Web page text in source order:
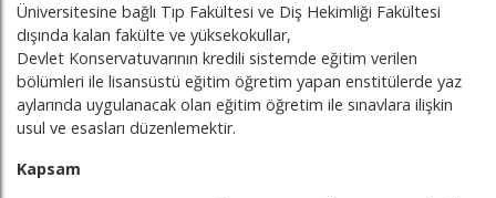
Üniversitesine bağlı Tıp Fakültesi ve Diş Hekimliği Fakültesi
dışında kalan fakülte ve yüksekokullar,
Devlet Konservatuvarının kredili sistemde eğitim verilen
bölümleri ile lisansüstü eğitim öğretim yapan enstitülerde yaz
aylarında uygulanacak olan eğitim öğretim ile sınavlara ilişkin
usul ve esasları düzenlemektir.
Kapsam